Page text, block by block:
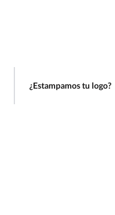
¿Estampamos tu logo?